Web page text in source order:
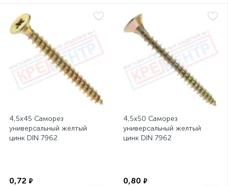
4,5х45 Саморез
универсальный желтый
цинк DIN 7962
0,72 ₽
4,5х50 Саморез
универсальный желтый
цинк DIN 7962
0,80 ₽